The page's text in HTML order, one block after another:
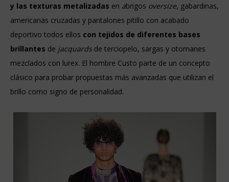
y las texturas metalizadas en abrigos oversize, gabardinas,
americanas cruzadas y pantalones pitillo con acabado
deportivo todos ellos con tejidos de diferentes bases
brillantes de jacquards de terciopelo, sargas y otomanes
mezclados con lurex. El hombre Custo parte de un concepto
clásico para probar propuestas más avanzadas que utilizan el
brillo como signo de personalidad.